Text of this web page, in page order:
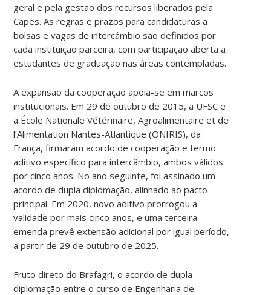
geral e pela gestão dos recursos liberados pela
Capes. As regras e prazos para candidaturas a
bolsas e vagas de intercâmbio são definidos por
cada instituição parceira, com participação aberta a
estudantes de graduação nas áreas contempladas.
A expansão da cooperação apoia-se em marcos
institucionais. Em 29 de outubro de 2015, a UFSC e
a École Nationale Vétérinaire, Agroalimentaire et de
l’Alimentation Nantes-Atlantique (ONIRIS), da
França, firmaram acordo de cooperação e termo
aditivo específico para intercâmbio, ambos válidos
por cinco anos. No ano seguinte, foi assinado um
acordo de dupla diplomação, alinhado ao pacto
principal. Em 2020, novo aditivo prorrogou a
validade por mais cinco anos, e uma terceira
emenda prevê extensão adicional por igual período,
a partir de 29 de outubro de 2025.
Fruto direto do Brafagri, o acordo de dupla
diplomação entre o curso de Engenharia de